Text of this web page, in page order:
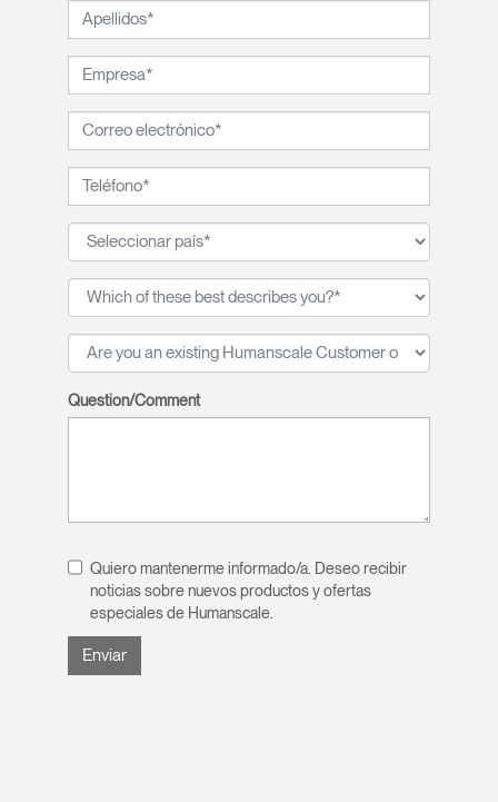
Question/Comment
Quiero mantenerme informado/a. Deseo recibir
noticias sobre nuevos productos y ofertas
especiales de Humanscale.